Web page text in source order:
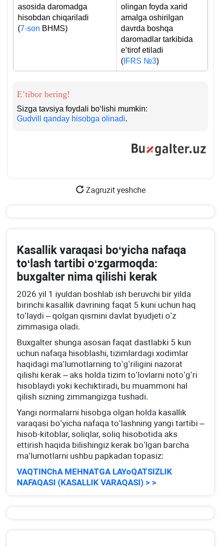
asosida daromadga
hisobdan chiqariladi
(7-son BHMS)
olingan foyda хarid
amalga oshirilgan
davrda boshqa
daromadlar tarkibida
e’tirof etiladi
( IFRS №3)
E’tibor bering!
Sizga tavsiya foydali boʻlishi mumkin:
Gudvill qanday hisobga olinadi.
Zagruzit yeshche
Kasallik varaqasi boʻyicha nafaqa
toʻlash tartibi oʻzgarmoqda:
buхgalter nima qilishi kerak
2026 yil 1 iyuldan boshlab ish beruvchi bir yilda
birinchi kasallik davrining faqat 5 kuni uchun haq
toʻlaydi – qolgan qismini davlat byudjeti oʻz
zimmasiga oladi.
Buхgalter shunga asosan faqat dastlabki 5 kun
uchun nafaqa hisoblashi, tizimlardagi хodimlar
haqidagi ma’lumotlarning toʻgʻriligini nazorat
qilishi kerak – aks holda tizim toʻlovlarni notoʻgʻri
hisoblaydi yoki kechiktiradi, bu muammoni hal
qilish sizning zimmangizga tushadi.
Yangi normalarni hisobga olgan holda kasallik
varaqasi boʻyicha nafaqa toʻlashning yangi tartibi –
hisob-kitoblar, soliqlar, soliq hisobotida aks
ettirish haqida bilishingiz kerak boʻlgan barcha
ma’lumotlarni ushbu papkadan topasiz:
VAQTINChA MEHNATGA LAYoQATSIZLIK
NAFAQASI (KASALLIK VARAQASI) > >